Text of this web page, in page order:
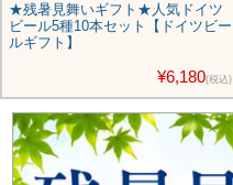
★残暑見舞いギフト★人気ドイツ
ビール5種10本セット【ドイツビー
ルギフト】
¥6,180(税込)